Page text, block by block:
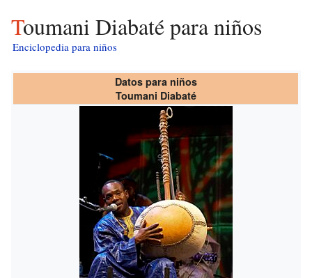
Toumani Diabaté para niños
Enciclopedia para niños
Datos para niños
Toumani Diabaté